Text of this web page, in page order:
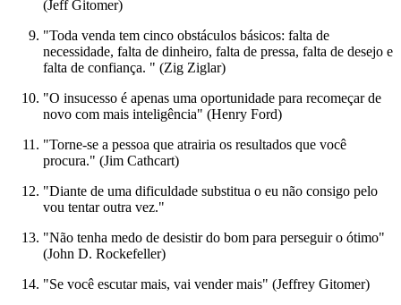
(Jeff Gitomer)
"Toda venda tem cinco obstáculos básicos: falta de
necessidade, falta de dinheiro, falta de pressa, falta de desejo e
falta de confiança. " (Zig Ziglar)
"O insucesso é apenas uma oportunidade para recomeçar de
novo com mais inteligência" (Henry Ford)
"Torne-se a pessoa que atrairia os resultados que você
procura." (Jim Cathcart)
"Diante de uma dificuldade substitua o eu não consigo pelo
vou tentar outra vez."
"Não tenha medo de desistir do bom para perseguir o ótimo"
(John D. Rockefeller)
"Se você escutar mais, vai vender mais" (Jeffrey Gitomer)